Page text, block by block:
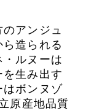
アンジュ
造られる
ルヌーは
生み出す
はボンヌゾ
原産地品質